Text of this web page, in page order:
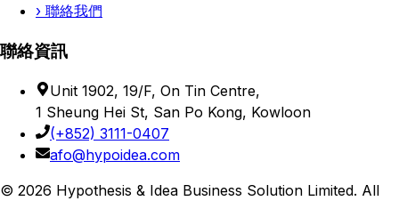
› 聯絡我們
聯絡資訊
Unit 1902, 19/F, On Tin Centre,
1 Sheung Hei St, San Po Kong, Kowloon
(+852) 3111-0407
afo@hypoidea.com
© 2026 Hypothesis & Idea Business Solution Limited. All